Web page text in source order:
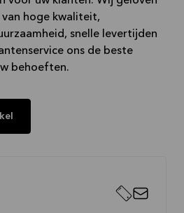
winkel!
van hoge kwaliteit,
snelle levertijden
ons de beste
behoeften.